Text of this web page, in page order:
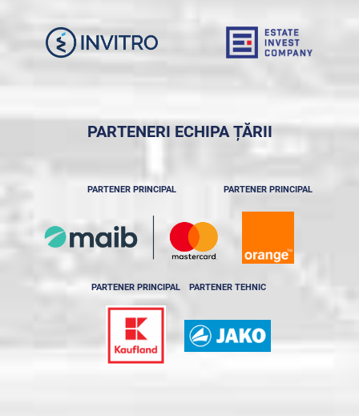
PARTENERI ECHIPA ȚĂRII
PARTENER PRINCIPAL PARTENER PRINCIPAL
PARTENER PRINCIPAL PARTENER TEHNIC